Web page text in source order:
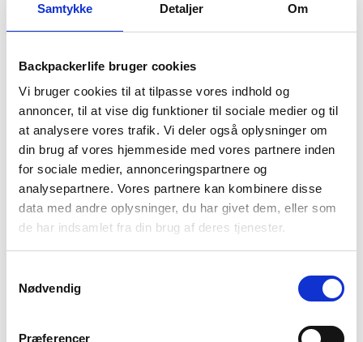
Samtykke Detaljer Om
Backpackerlife bruger cookies
Vi bruger cookies til at tilpasse vores indhold og
annoncer, til at vise dig funktioner til sociale medier og til
at analysere vores trafik. Vi deler også oplysninger om
din brug af vores hjemmeside med vores partnere inden
for sociale medier, annonceringspartnere og
analysepartnere. Vores partnere kan kombinere disse
data med andre oplysninger, du har givet dem, eller som
de har indsamlet fra din brug af deres tjenester.
Nødvendig
Præferencer
BESKRIVELSE
YDERLIGERE INFORMATION
BRAND
Podium Chill drikkedunk på 620 ml er super god til hverdag,
sport eller vandring. Podium er en af Camelbaks mest solgte
drikkedunke gennem tiderne.
Podium er lavet i et materiale, som er 100% BPA, BPS og
BPF frit, hvilket gør Podium drikkedunken til en mere behaglig
drikkedunk at drikke af, da den ikke “smager af plastik” som
dårligere drikkedunke kan gøre. Dette opnås med Camelbaks
teknologiske materiale i form af Trutaste™ Polypropylene
med Hydrogaurd™, som er et blødt men stærkt materiale. Du
Drikkedunken kommer med en High Flow drikketud, der sikre
toppen, kaldet Jet Valve™, lavet i selv-låsende silikone i